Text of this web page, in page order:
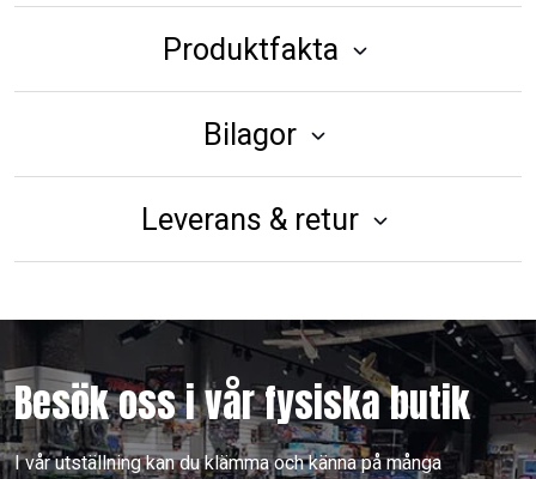
Produktfakta
Bilagor
Leverans & retur
Besök oss i vår fysiska butik
I vår utställning kan du klämma och känna på många